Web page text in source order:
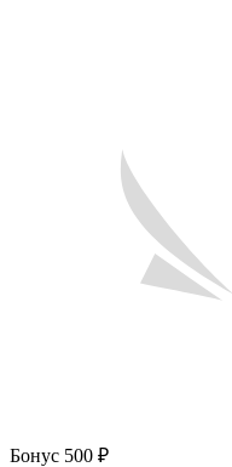
Бонус 500 ₽